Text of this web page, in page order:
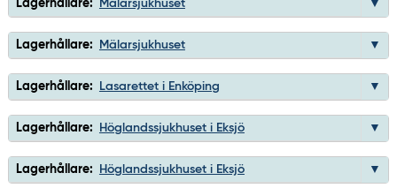
Lagerhållare: Mälarsjukhuset
Lagerhållare: Mälarsjukhuset
Lagerhållare: Lasarettet i Enköping
Lagerhållare: Höglandssjukhuset i Eksjö
Lagerhållare: Höglandssjukhuset i Eksjö